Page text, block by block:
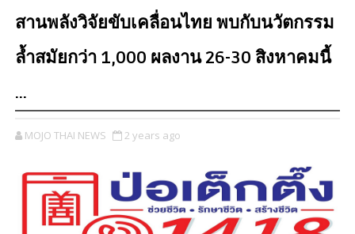
สานพลังวิจัยขับเคลื่อนไทย พบกับนวัตกรรม
ล้ำสมัยกว่า 1,000 ผลงาน 26-30 สิงหาคมนี้
...
MOJO THAI NEWS 2 years ago